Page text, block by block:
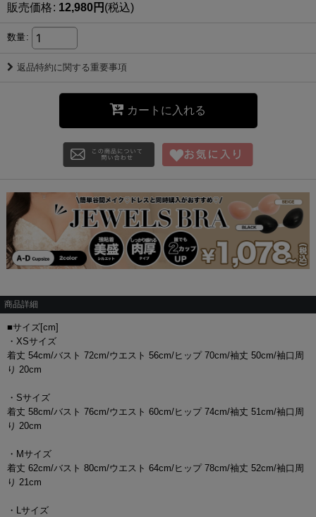
販売価格: 12,980円 (税込)
数量:
返品特約に関する重要事項
カートに入れる
商品詳細
■サイズ[cm]
・XSサイズ
着丈 54cm/バスト 72cm/ウエスト 56cm/ヒップ 70cm/袖丈 50cm/袖口周
り 20cm
・Sサイズ
着丈 58cm/バスト 76cm/ウエスト 60cm/ヒップ 74cm/袖丈 51cm/袖口周
り 20cm
・Mサイズ
着丈 62cm/バスト 80cm/ウエスト 64cm/ヒップ 78cm/袖丈 52cm/袖口周
り 21cm
・Lサイズ